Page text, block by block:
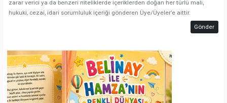
zarar verici ya da benzeri niteliklerde içeriklerden doğan her türlü mali,
hukuki, cezai, idari sorumluluk içeriği gönderen Üye/Üyeler’e aittir.
Gönder